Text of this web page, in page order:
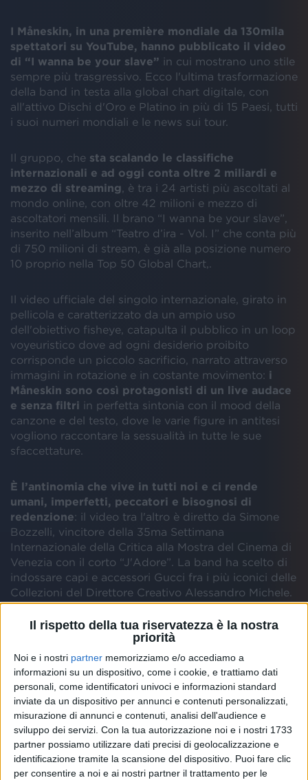
Il rispetto della tua riservatezza è la nostra
priorità
Noi e i nostri partner memorizziamo e/o accediamo a
informazioni su un dispositivo, come i cookie, e trattiamo dati
personali, come identificatori univoci e informazioni standard
inviate da un dispositivo per annunci e contenuti personalizzati,
misurazione di annunci e contenuti, analisi dell'audience e
sviluppo dei servizi. Con la tua autorizzazione noi e i nostri 1733
partner possiamo utilizzare dati precisi di geolocalizzazione e
identificazione tramite la scansione del dispositivo. Puoi fare clic
per consentire a noi e ai nostri partner il trattamento per le
I Måneskin, in una première mondiale da 130mila
spettatori su YouTube, hanno pubblicato il video
di “I wanna be your slave” in cui mostrano uno stile
sempre più trasgressivo. Ecco l'ultima trasformazione
della band in testa alla global chart digitale, con
all'attivo Dischi d'Oro e Platino in più di 15 Paesi, tutti
i suoi numeri mondiali e le news sui tour.
Il gruppo, che sta scalando le classifiche
internazionali e ad oggi conta oltre 2 miliardi e
mezzo di streaming , è tra i 24 artisti più ascoltati al
mondo online, con oltre 42 milioni e mezzo di
ascoltatori mensili. Il brano “I wanna be your slave”,
inserito nell’album “Teatro d’ira - Vol. I” che conta più
di 750 milioni di stream, è già alla posizione numero
10 proprio nella Top 50 Global Chart,.
Il video ufficiale del singolo internazionale, girato in
pellicola e caratterizzato da un ampio uso
dell'obiettivo fisheye, catapulta il pubblico in un loop
voyeuristico dove ad ogni desiderio proibito
corrisponde un piccolo sacrificio, narrato attraverso
immagini in rotazione e in costante movimento: i
Måneskin sono così protagonisti di un live audace
e senza filtri in perfetta sintonia con il mood della
canzone e del testo, dove le varie figure in antitesi
vogliono raccontare la sessualità in tutte le sue
sfaccettature.
È l’antinomia che vive in tutti noi e ci rende
umani, imperfetti, peccatori e bisognosi di
redenzione: il video tra l'altro è diretto da Simone
Bozzelli, vincitore della 35ma Settimana
Internazionale della Critica alla Mostra del Cinema di
Venezia con il corto “J'Adore”. La band ha scelto di
indossare capi e accessori Gucci fra i più iconici delle
Collezioni del Direttore Creativo Alessandro Michele.